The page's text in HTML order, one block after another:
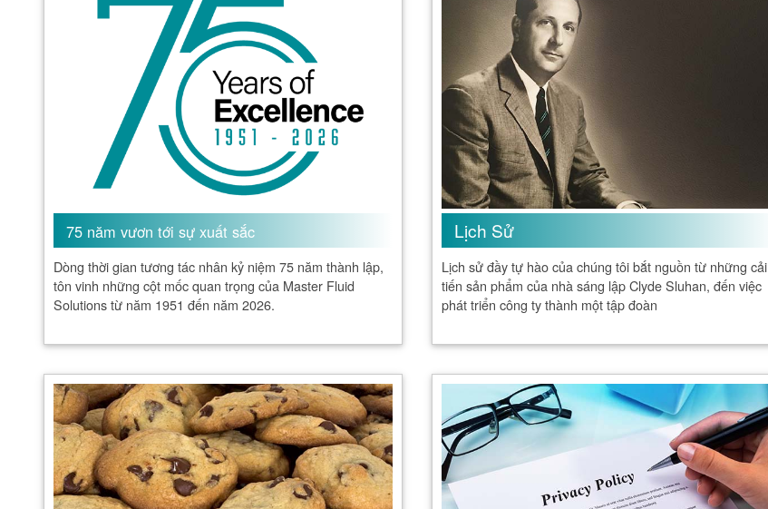
75 năm vươn tới sự xuất sắc
Dòng thời gian tương tác nhân kỷ niệm 75 năm thành lập,
tôn vinh những cột mốc quan trọng của Master Fluid
Solutions từ năm 1951 đến năm 2026.
Lịch Sử
Lịch sử đầy tự hào của chúng tôi bắt nguồn từ những cải
tiến sản phẩm của nhà sáng lập Clyde Sluhan, đến việc
phát triển công ty thành một tập đoàn